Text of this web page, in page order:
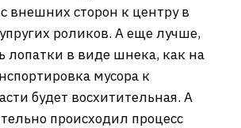
внешних сторон к центру в
роликов. А еще лучше,
лопатки в виде шнека, как на
мусора к
будет восхитительная. А
происходил процесс